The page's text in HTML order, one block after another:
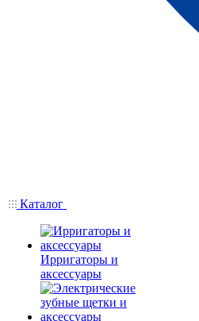
Каталог
Ирригаторы и
аксессуары